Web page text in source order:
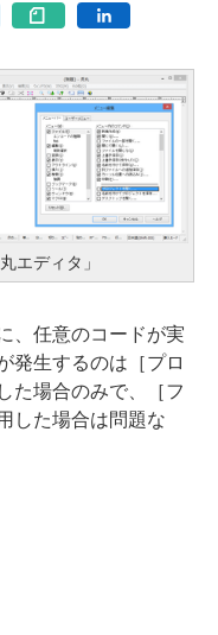
丸エディタ」
、任意のコードが実
発生するのは［プロ
た場合のみで、［フ
した場合は問題な